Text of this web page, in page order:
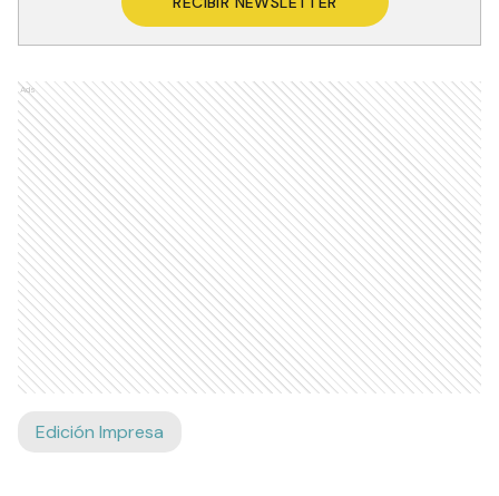
Recibí las noticias en tu email
RECIBIR NEWSLETTER
Ads